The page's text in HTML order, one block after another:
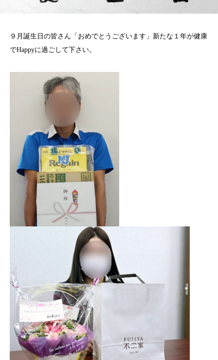
９月誕生日の皆さん「おめでとうございます」新たな１年が健康
でHappyに過ごして下さい。